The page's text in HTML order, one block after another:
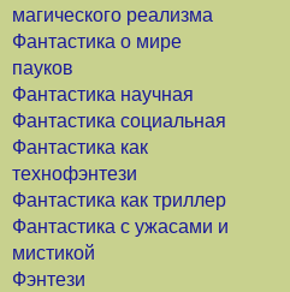
магического реализма
Фантастика о мире
пауков
Фантастика научная
Фантастика социальная
Фантастика как
технофэнтези
Фантастика как триллер
Фантастика с ужасами и
мистикой
Фэнтези